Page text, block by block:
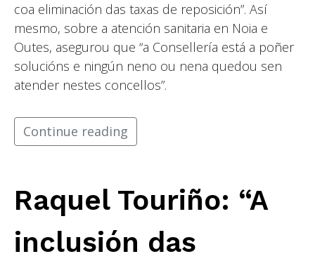
coa eliminación das taxas de reposición”. Así
mesmo, sobre a atención sanitaria en Noia e
Outes, asegurou que “a Consellería está a poñer
solucións e ningún neno ou nena quedou sen
atender nestes concellos”.
Continue reading
Raquel Touriño: “A
inclusión das